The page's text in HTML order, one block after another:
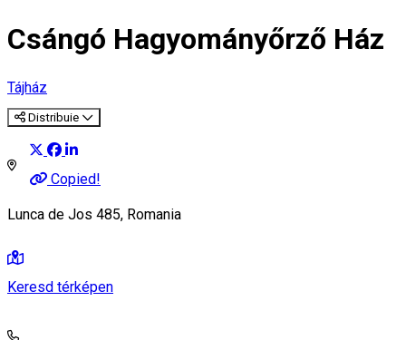
Csángó Hagyományőrző Ház
Tájház
Distribuie
Copied!
Lunca de Jos 485, Romania
Keresd térképen